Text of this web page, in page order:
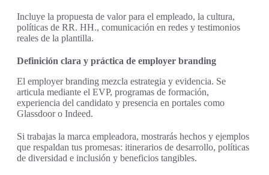
Incluye la propuesta de valor para el empleado, la cultura,
políticas de RR. HH., comunicación en redes y testimonios
reales de la plantilla.
Definición clara y práctica de employer branding
El employer branding mezcla estrategia y evidencia. Se
articula mediante el EVP, programas de formación,
experiencia del candidato y presencia en portales como
Glassdoor o Indeed.
Si trabajas la marca empleadora, mostrarás hechos y ejemplos
que respaldan tus promesas: itinerarios de desarrollo, políticas
de diversidad e inclusión y beneficios tangibles.